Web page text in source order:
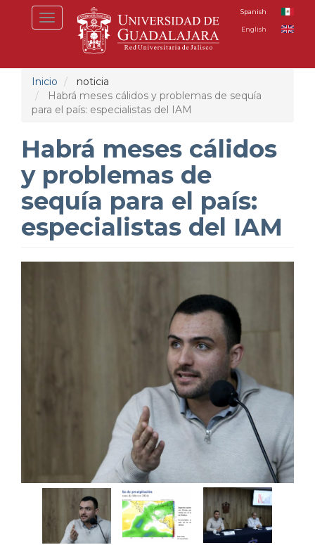
Toggle
navigation
Spanish
English
Inicio
noticia
Habrá meses cálidos y problemas de sequía
para el país: especialistas del IAM
Habrá meses cálidos
y problemas de
sequía para el país:
especialistas del IAM